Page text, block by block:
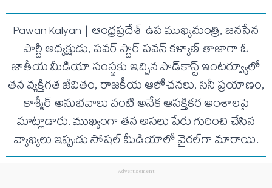
Pawan Kalyan | ఆంధ్రప్రదేశ్ ఉప ముఖ్యమంత్రి, జనసేన
పార్టీ అధ్యక్షుడు, పవర్ స్టార్ పవన్ కళ్యాణ్ తాజాగా ఓ
జాతీయ మీడియా సంస్థకు ఇచ్చిన పాడ్‌కాస్ట్ ఇంటర్వ్యూలో
తన వ్యక్తిగత జీవితం, రాజకీయ ఆలోచనలు, సినీ ప్రయాణం,
కాశ్మీర్ అనుభవాలు వంటి అనేక ఆసక్తికర అంశాలపై
మాట్లాడారు. ముఖ్యంగా తన అసలు పేరు గురించి చేసిన
వ్యాఖ్యలు ఇప్పుడు సోషల్ మీడియాలో వైరల్‌గా మారాయి.